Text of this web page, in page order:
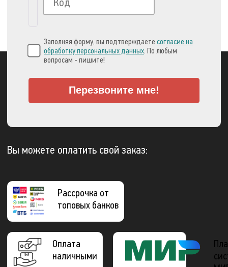
Заполняя форму, вы подтверждаете согласие на
обработку персональных данных. По любым
вопросам - пишите!
Перезвоните мне!
Вы можете оплатить свой заказ:
Рассрочка от
топовых банков
Оплата
наличными